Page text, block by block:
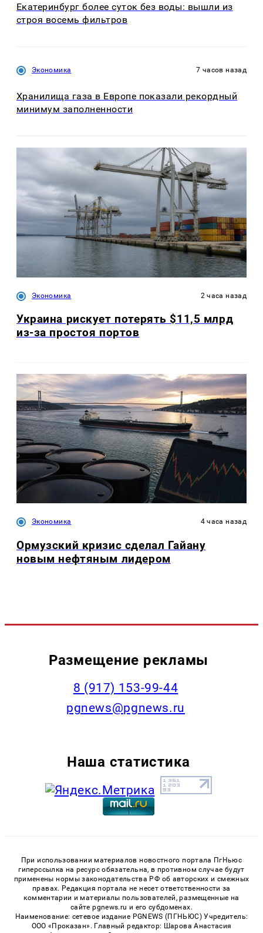
Екатеринбург более суток без воды: вышли из
строя восемь фильтров
Экономика 7 часов назад
Хранилища газа в Европе показали рекордный
минимум заполненности
Экономика 2 часа назад
Украина рискует потерять $11,5 млрд
из-за простоя портов
Экономика 4 часа назад
Ормузский кризис сделал Гайану
новым нефтяным лидером
Размещение рекламы
‭8 (917) 153-99-44
pgnews@pgnews.ru
Наша статистика
При использовании материалов новостного портала ПгНьюс
гиперссылка на ресурс обязательна, в противном случае будут
применены нормы законодательства РФ об авторских и смежных
правах. Редакция портала не несет ответственности за
комментарии и материалы пользователей, размещенные на
сайте pgnews.ru и его субдоменах.
Наименование: сетевое издание PGNEWS (ПГНЬЮС) Учредитель:
ООО «Проказан». Главный редактор: Шарова Анастасия